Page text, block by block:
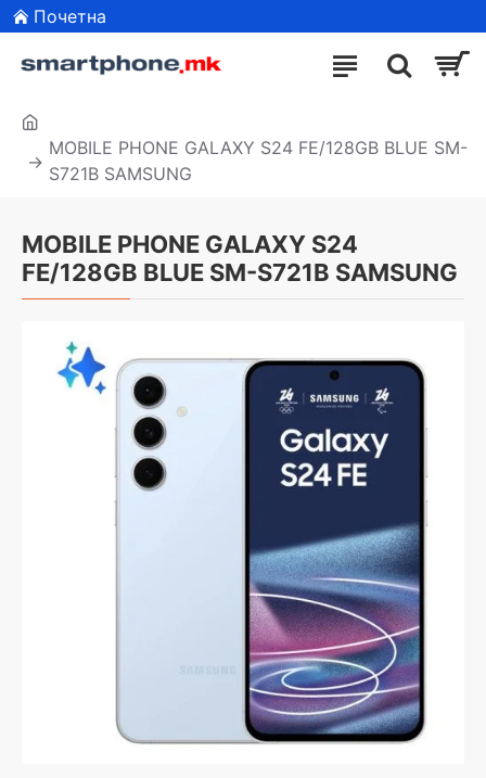
Почетна
MOBILE PHONE GALAXY S24 FE/128GB BLUE SM-
S721B SAMSUNG
MOBILE PHONE GALAXY S24
FE/128GB BLUE SM-S721B SAMSUNG